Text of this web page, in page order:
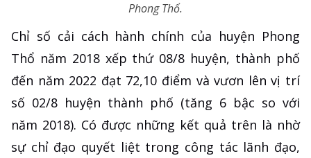
Phong Thổ.
Chỉ số cải cách hành chính của huyện Phong
Thổ năm 2018 xếp thứ 08/8 huyện, thành phố
đến năm 2022 đạt 72,10 điểm và vươn lên vị trí
số 02/8 huyện thành phố (tăng 6 bậc so với
năm 2018). Có được những kết quả trên là nhờ
sự chỉ đạo quyết liệt trong công tác lãnh đạo,